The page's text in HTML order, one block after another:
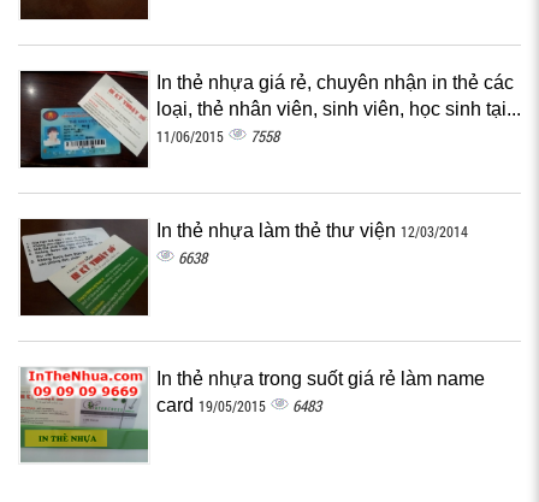
In thẻ nhựa giá rẻ, chuyên nhận in thẻ các
loại, thẻ nhân viên, sinh viên, học sinh tại...
11/06/2015 7558
In thẻ nhựa làm thẻ thư viện 12/03/2014
6638
In thẻ nhựa trong suốt giá rẻ làm name
card 19/05/2015 6483